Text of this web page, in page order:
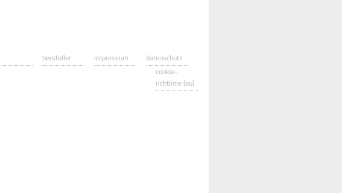
hersteller impressum
datenschutz
cookie-
richtlinie (eu)